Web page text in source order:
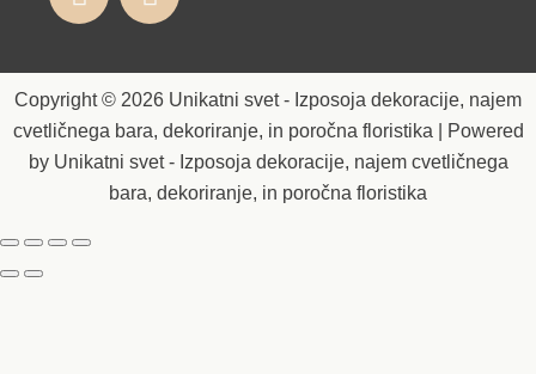
Copyright © 2026 Unikatni svet - Izposoja dekoracije, najem
cvetličnega bara, dekoriranje, in poročna floristika | Powered
by Unikatni svet - Izposoja dekoracije, najem cvetličnega
bara, dekoriranje, in poročna floristika